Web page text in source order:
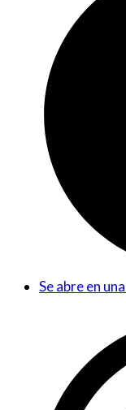
Se abre en